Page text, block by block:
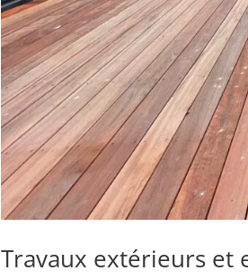
Travaux extérieurs et